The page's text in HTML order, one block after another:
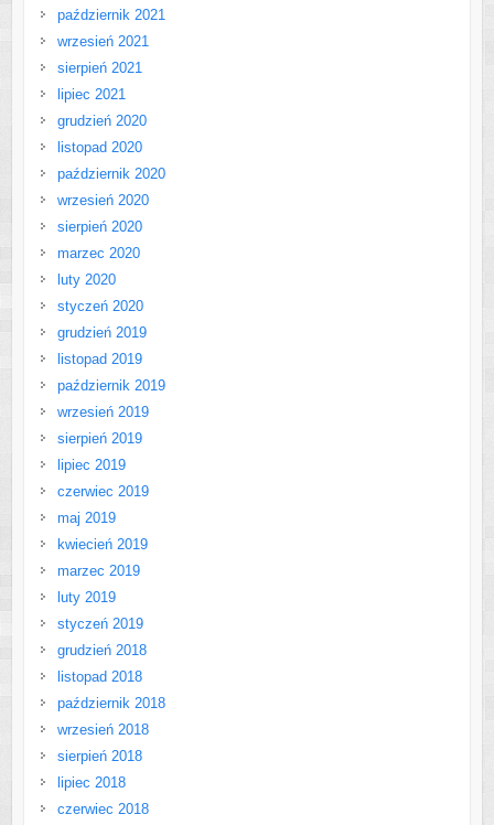
październik 2021
wrzesień 2021
sierpień 2021
lipiec 2021
grudzień 2020
listopad 2020
październik 2020
wrzesień 2020
sierpień 2020
marzec 2020
luty 2020
styczeń 2020
grudzień 2019
listopad 2019
październik 2019
wrzesień 2019
sierpień 2019
lipiec 2019
czerwiec 2019
maj 2019
kwiecień 2019
marzec 2019
luty 2019
styczeń 2019
grudzień 2018
listopad 2018
październik 2018
wrzesień 2018
sierpień 2018
lipiec 2018
czerwiec 2018